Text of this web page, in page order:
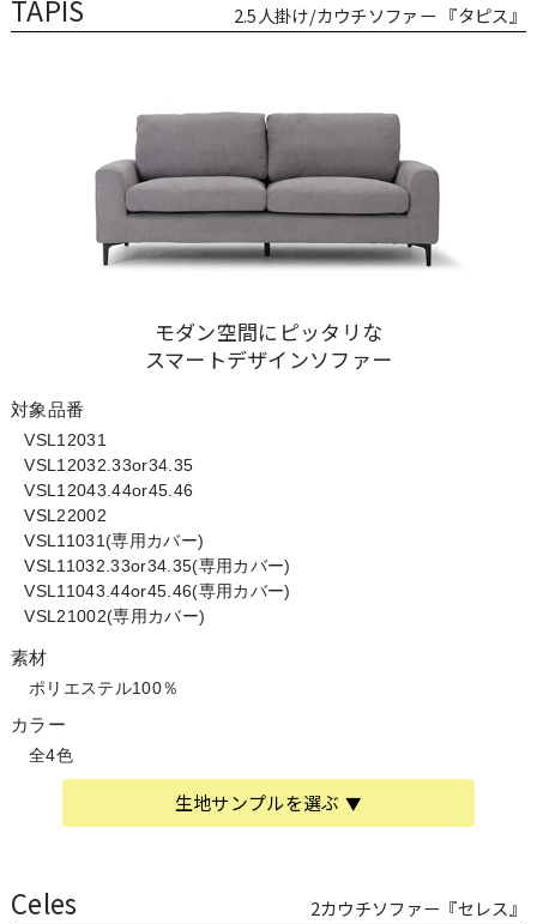
TAPIS 2.5人掛け/カウチソファー 『タピス』
モダン空間にピッタリな
スマートデザインソファー
対象品番
VSL12031
VSL12032.33or34.35
VSL12043.44or45.46
VSL22002
VSL11031(専用カバー)
VSL11032.33or34.35(専用カバー)
VSL11043.44or45.46(専用カバー)
VSL21002(専用カバー)
素材
ポリエステル100％
カラー
全4色
生地サンプルを選ぶ
Celes 2カウチソファー『セレス』